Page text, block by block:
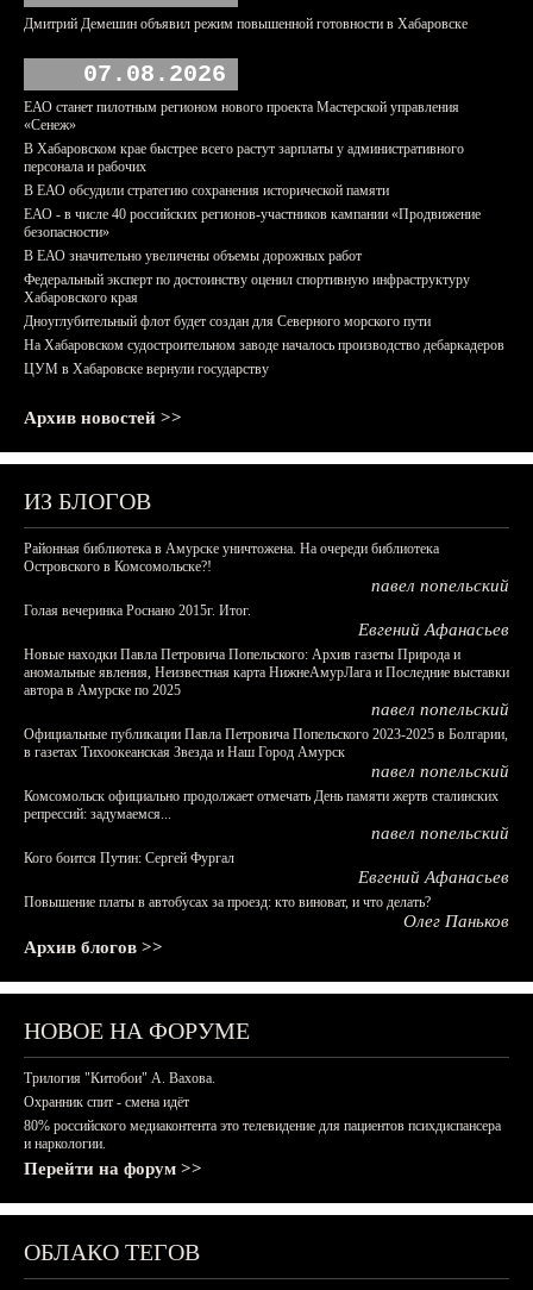
Дмитрий Демешин объявил режим повышенной готовности в Хабаровске
07.08.2026
ЕАО станет пилотным регионом нового проекта Мастерской управления
«Сенеж»
В Хабаровском крае быстрее всего растут зарплаты у административного
персонала и рабочих
В ЕАО обсудили стратегию сохранения исторической памяти
ЕАО - в числе 40 российских регионов-участников кампании «Продвижение
безопасности»
В ЕАО значительно увеличены объемы дорожных работ
Федеральный эксперт по достоинству оценил спортивную инфраструктуру
Хабаровского края
Дноуглубительный флот будет создан для Северного морского пути
На Хабаровском судостроительном заводе началось производство дебаркадеров
ЦУМ в Хабаровске вернули государству
Архив новостей >>
ИЗ БЛОГОВ
Районная библиотека в Амурске уничтожена. На очереди библиотека
Островского в Комсомольске?!
павел попельский
Голая вечеринка Роснано 2015г. Итог.
Евгений Афанасьев
Новые находки Павла Петровича Попельского: Архив газеты Природа и
аномальные явления, Неизвестная карта НижнеАмурЛага и Последние выставки
автора в Амурске по 2025
павел попельский
Официальные публикации Павла Петровича Попельского 2023-2025 в Болгарии,
в газетах Тихоокеанская Звезда и Наш Город Амурск
павел попельский
Комсомольск официально продолжает отмечать День памяти жертв сталинских
репрессий: задумаемся...
павел попельский
Кого боится Путин: Сергей Фургал
Евгений Афанасьев
Повышение платы в автобусах за проезд: кто виноват, и что делать?
Олег Паньков
Архив блогов >>
НОВОЕ НА ФОРУМЕ
Трилогия "Китобои" А. Вахова.
Охранник спит - смена идёт
80% российского медиаконтента это телевидение для пациентов психдиспансера
и наркологии.
Перейти на форум >>
ОБЛАКО ТЕГОВ